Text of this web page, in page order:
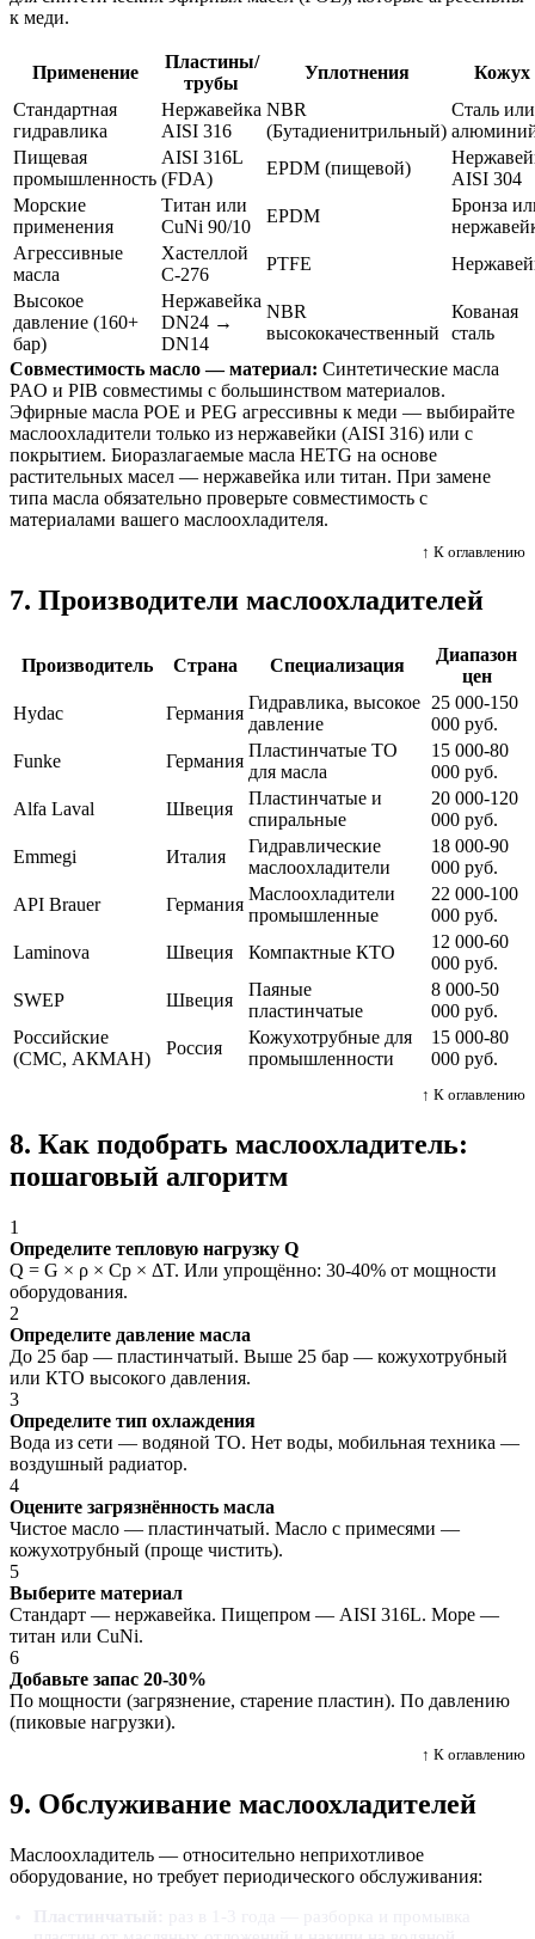
к меди.
Применение
Пластины/
трубы
Уплотнения
Кожух
Стандартная
гидравлика
Нержавейка
AISI 316
NBR
(Бутадиенитрильный)
Сталь или
Пищевая
промышленность
AISI 316L
(FDA)
EPDM (пищевой)
AISI 304
Морские
применения
Титан или
CuNi 90/10
EPDM
Бронза
Агрессивные
масла
Хастеллой
C-276
PTFE
Высокое
давление (160+
бар)
Нержавейка
DN24 →
DN14
NBR
высококачественный
Кованая
сталь
Совместимость масло — материал: Синтетические масла
PAO и PIB совместимы с большинством материалов.
Эфирные масла POE и PEG агрессивны к меди — выбирайте
маслоохладители только из нержавейки (AISI 316) или с
покрытием. Биоразлагаемые масла HETG на основе
растительных масел — нержавейка или титан. При замене
типа масла обязательно проверьте совместимость с
материалами вашего маслоохладителя.
↑ К оглавлению
7. Производители маслоохладителей
Производитель Страна Специализация
Диапазон
цен
Hydac
Германия
Гидравлика, высокое
давление
25 000-150
000 руб.
Funke
Германия
Пластинчатые ТО
для масла
15 000-80
000 руб.
Alfa Laval
Швеция
Пластинчатые и
спиральные
20 000-120
000 руб.
Emmegi
Италия
Гидравлические
маслоохладители
18 000-90
000 руб.
API Brauer
Германия
Маслоохладители
промышленные
22 000-100
000 руб.
Laminova
Швеция Компактные КТО
12 000-60
000 руб.
SWEP
Швеция
Паяные
пластинчатые
8 000-50
000 руб.
Российские
(СМС, АКМАН)
Россия
Кожухотрубные для
промышленности
15 000-80
000 руб.
↑ К оглавлению
8. Как подобрать маслоохладитель:
пошаговый алгоритм
1
Определите тепловую нагрузку Q
Q = G × ρ × Cp × ΔT. Или упрощённо: 30-40% от мощности
оборудования.
2
Определите давление масла
До 25 бар — пластинчатый. Выше 25 бар — кожухотрубный
или КТО высокого давления.
3
Определите тип охлаждения
Вода из сети — водяной ТО. Нет воды, мобильная техника —
воздушный радиатор.
4
Оцените загрязнённость масла
Чистое масло — пластинчатый. Масло с примесями —
кожухотрубный (проще чистить).
5
Выберите материал
Стандарт — нержавейка. Пищепром — AISI 316L. Море —
титан или CuNi.
6
Добавьте запас 20-30%
По мощности (загрязнение, старение пластин). По давлению
(пиковые нагрузки).
↑ К оглавлению
9. Обслуживание маслоохладителей
Маслоохладитель — относительно неприхотливое
оборудование, но требует периодического обслуживания: